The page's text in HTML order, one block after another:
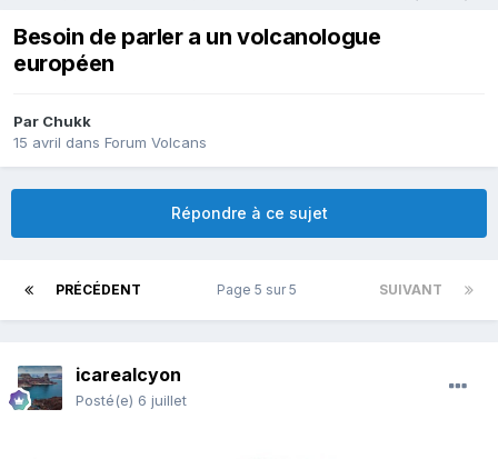
Besoin de parler a un volcanologue
européen
Par Chukk
15 avril dans Forum Volcans
Répondre à ce sujet
PRÉCÉDENT SUIVANT
Page 5 sur 5
icarealcyon
Posté(e) 6 juillet